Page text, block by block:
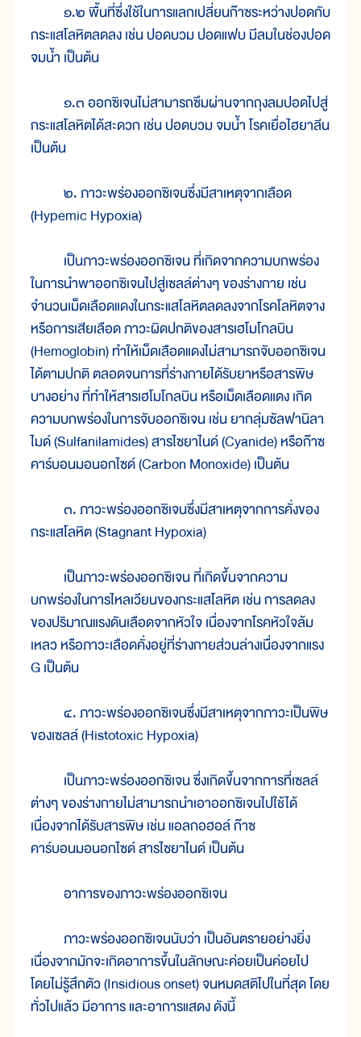
๑.๒ พื้นที่ซึ่งใช้ในการแลกเปลี่ยนก๊าซระหว่างปอดกับ
กระแสโลหิตลดลง เช่น ปอดบวม ปอดแฟบ มีลมในช่องปอด
จมน้ำ เป็นต้น
๑.๓ ออกซิเจนไม่สามารถซึมผ่านจากถุงลมปอดไปสู่
กระแสโลหิตได้สะดวก เช่น ปอดบวม จมน้ำ โรคเยื่อไฮยาลีน
เป็นต้น
๒. ภาวะพร่องออกซิเจนซึ่งมีสาเหตุจากเลือด
(Hypemic Hypoxia)
เป็นภาวะพร่องออกซิเจน ที่เกิดจากความบกพร่อง
ในการนำพาออกซิเจนไปสู่เซลล์ต่างๆ ของร่างกาย เช่น
จำนวนเม็ดเลือดแดงในกระแสโลหิตลดลงจากโรคโลหิตจาง
หรือการเสียเลือด ภาวะผิดปกติของสารเฮโมโกลบิน
(Hemoglobin) ทำให้เม็ดเลือดแดงไม่สามารถจับออกซิเจน
ได้ตามปกติ ตลอดจนการที่ร่างกายได้รับยาหรือสารพิษ
บางอย่าง ที่ทำให้สารเฮโมโกลบิน หรือเม็ดเลือดแดง เกิด
ความบกพร่องในการจับออกซิเจน เช่น ยากลุ่มซัลฟานิลา
ไมด์ (Sulfanilamides) สารไซยาไนด์ (Cyanide) หรือก๊าซ
คาร์บอนมอนอกไซด์ (Carbon Monoxide) เป็นต้น
๓. ภาวะพร่องออกซิเจนซึ่งมีสาเหตุจากการคั่งของ
กระแสโลหิต (Stagnant Hypoxia)
เป็นภาวะพร่องออกซิเจน ที่เกิดขึ้นจากความ
บกพร่องในการไหลเวียนของกระแสโลหิต เช่น การลดลง
ของปริมาณแรงดันเลือดจากหัวใจ เนื่องจากโรคหัวใจล้ม
เหลว หรือภาวะเลือดคั่งอยู่ที่ร่างกายส่วนล่างเนื่องจากแรง
G เป็นต้น
๔. ภาวะพร่องออกซิเจนซึ่งมีสาเหตุจากภาวะเป็นพิษ
ของเซลล์ (Histotoxic Hypoxia)
เป็นภาวะพร่องออกซิเจน ซึ่งเกิดขึ้นจากการที่เซลล์
ต่างๆ ของร่างกายไม่สามารถนำเอาออกซิเจนไปใช้ได้
เนื่องจากได้รับสารพิษ เช่น แอลกอฮอล์ ก๊าซ
คาร์บอนมอนอกไซด์ สารไซยาไนด์ เป็นต้น
อาการของภาวะพร่องออกซิเจน
ภาวะพร่องออกซิเจนนับว่า เป็นอันตรายอย่างยิ่ง
เนื่องจากมักจะเกิดอาการขึ้นในลักษณะค่อยเป็นค่อยไป
โดยไม่รู้สึกตัว (Insidious onset) จนหมดสติไปในที่สุด โดย
ทั่วไปแล้ว มีอาการ และอาการแสดง ดังนี้